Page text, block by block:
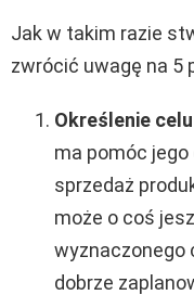
Jak w takim razie
zwrócić uwagę na 5
Określenie celu
ma pomóc
sprzedaż
może o coś
wyznaczonego
dobrze